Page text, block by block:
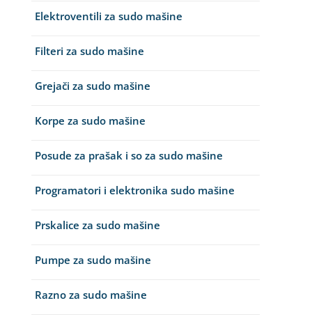
Elektroventili za sudo mašine
Filteri za sudo mašine
Grejači za sudo mašine
Korpe za sudo mašine
Posude za prašak i so za sudo mašine
Programatori i elektronika sudo mašine
Prskalice za sudo mašine
Pumpe za sudo mašine
Razno za sudo mašine